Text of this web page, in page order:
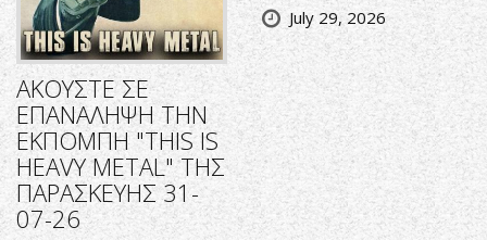
ΑΚΟΥΣΤΕ ΣΕ
ΕΠΑΝΑΛΗΨΗ ΤΗΝ
ΕΚΠΟΜΠΗ "THIS IS
HEAVY METAL" ΤΗΣ
ΠΑΡΑΣΚΕΥΗΣ 31-
07-26
July 29, 2026